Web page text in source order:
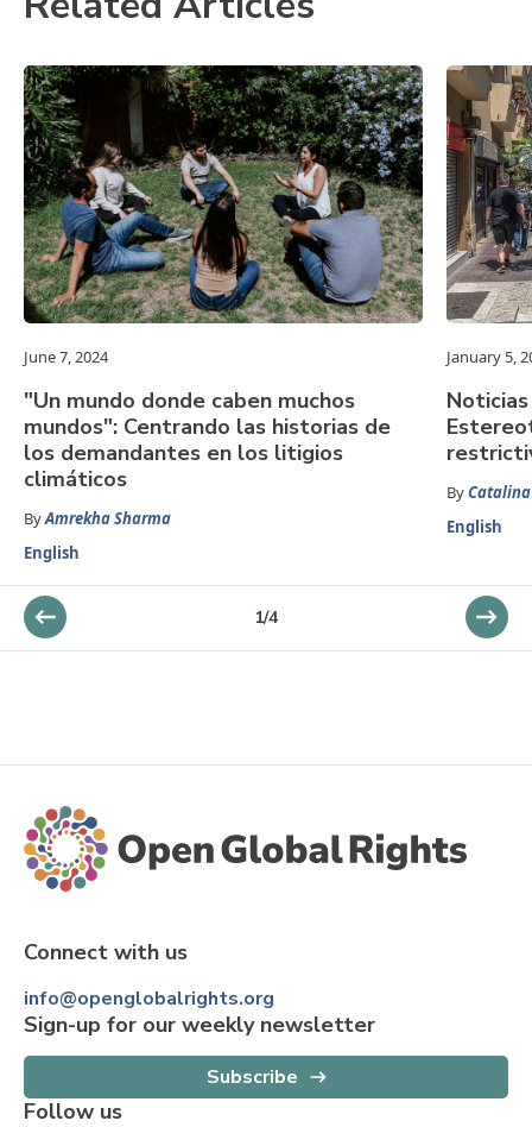
June 7, 2024
"Un mundo donde caben muchos
mundos": Centrando las historias de
los demandantes en los litigios
climáticos
ByAmrekha Sharma
English
January 5,
ByCatalina
English
1/4
Connect with us
info@openglobalrights.org
Sign-up for our weekly newsletter
Subscribe
Follow us